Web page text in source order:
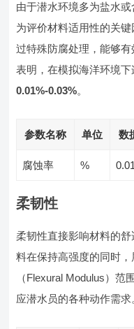
由于潜水环境多为盐水
为评价材料适用性的关
过特殊防腐处理，能够
表明，在模拟海洋环境
0.01%-0.03%。
参数名称 单位 数
腐蚀率 %
柔韧性
柔韧性直接影响材料的
料在保持高强度的同时
（Flexural Modulus）范
应潜水员的各种动作需求